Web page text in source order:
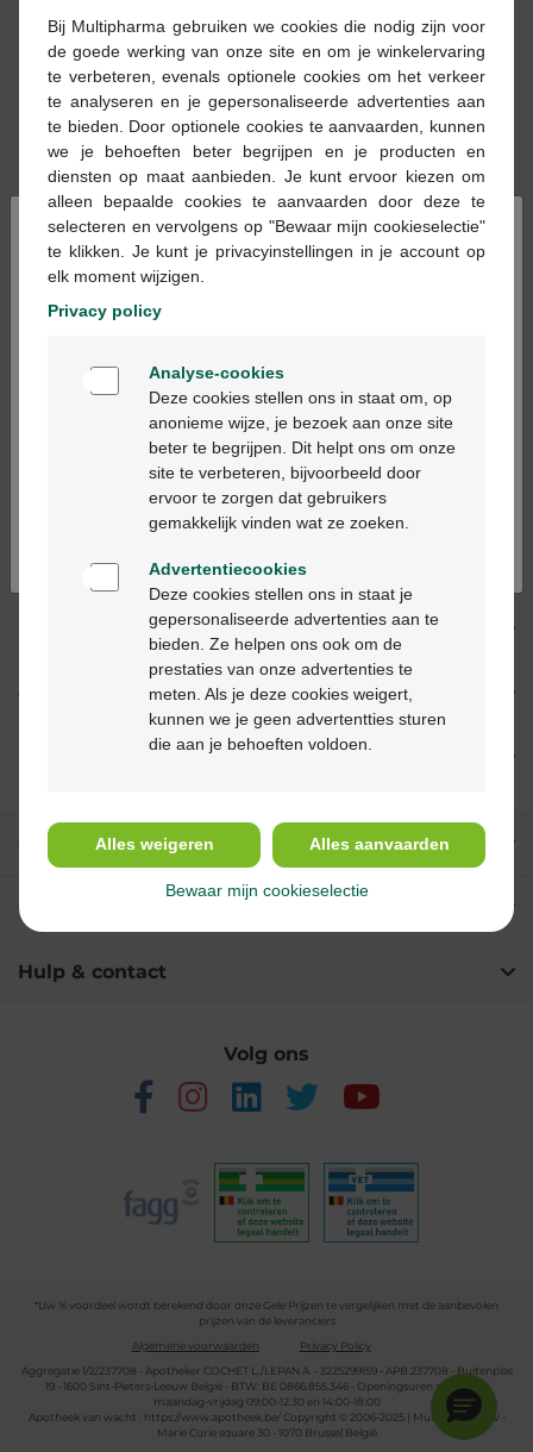
Bestellen
Geneesmiddelen met voorschrift kunnen
alleen in apotheken en op basis van een
medisch voorschrift worden verstrekt.
Productbeschrijving
Beschrijving
Onze diensten
Over Multipharma
Hulp & contact
Volg ons
*Uw % voordeel wordt berekend door onze Gele Prijzen te vergelijken met de aanbevolen
prijzen van de leveranciers
Algemene voorwaarden
Privacy Policy
Aggregatie 1/2/237708 - Apotheker COCHET L./LEPAN A. - 3225299159 - APB 237708 - Buitenplas
19 - 1600 Sint-Pieters-Leeuw België - BTW: BE 0866.855.346 - Openingsuren apotheek:
maandag-vrijdag 09:00-12:30 en 14:00-18:00
Apotheek van wacht :
https://www.apotheek.be/Copyright © 2006-2025 | Multipharma CV -
Marie Curie square 30 - 1070 Brussel België
×
Bienvenue
Ga verder in het nederlands
Continuez en français
Bij Multipharma gebruiken we cookies die nodig zijn voor
de goede werking van onze site en om je winkelervaring
te verbeteren, evenals optionele cookies om het verkeer
te analyseren en je gepersonaliseerde advertenties aan
te bieden. Door optionele cookies te aanvaarden, kunnen
we je behoeften beter begrijpen en je producten en
diensten op maat aanbieden. Je kunt ervoor kiezen om
alleen bepaalde cookies te aanvaarden door deze te
selecteren en vervolgens op "Bewaar mijn cookieselectie"
te klikken. Je kunt je privacyinstellingen in je account op
elk moment wijzigen.
Privacy policy
Analyse-cookies
Deze cookies stellen ons in staat om, op
anonieme wijze, je bezoek aan onze site
beter te begrijpen. Dit helpt ons om onze
site te verbeteren, bijvoorbeeld door
ervoor te zorgen dat gebruikers
gemakkelijk vinden wat ze zoeken.
Advertentiecookies
Deze cookies stellen ons in staat je
gepersonaliseerde advertenties aan te
bieden. Ze helpen ons ook om de
prestaties van onze advertenties te
meten. Als je deze cookies weigert,
kunnen we je geen advertentties sturen
die aan je behoeften voldoen.
Alles weigeren Alles aanvaarden
Bewaar mijn cookieselectie